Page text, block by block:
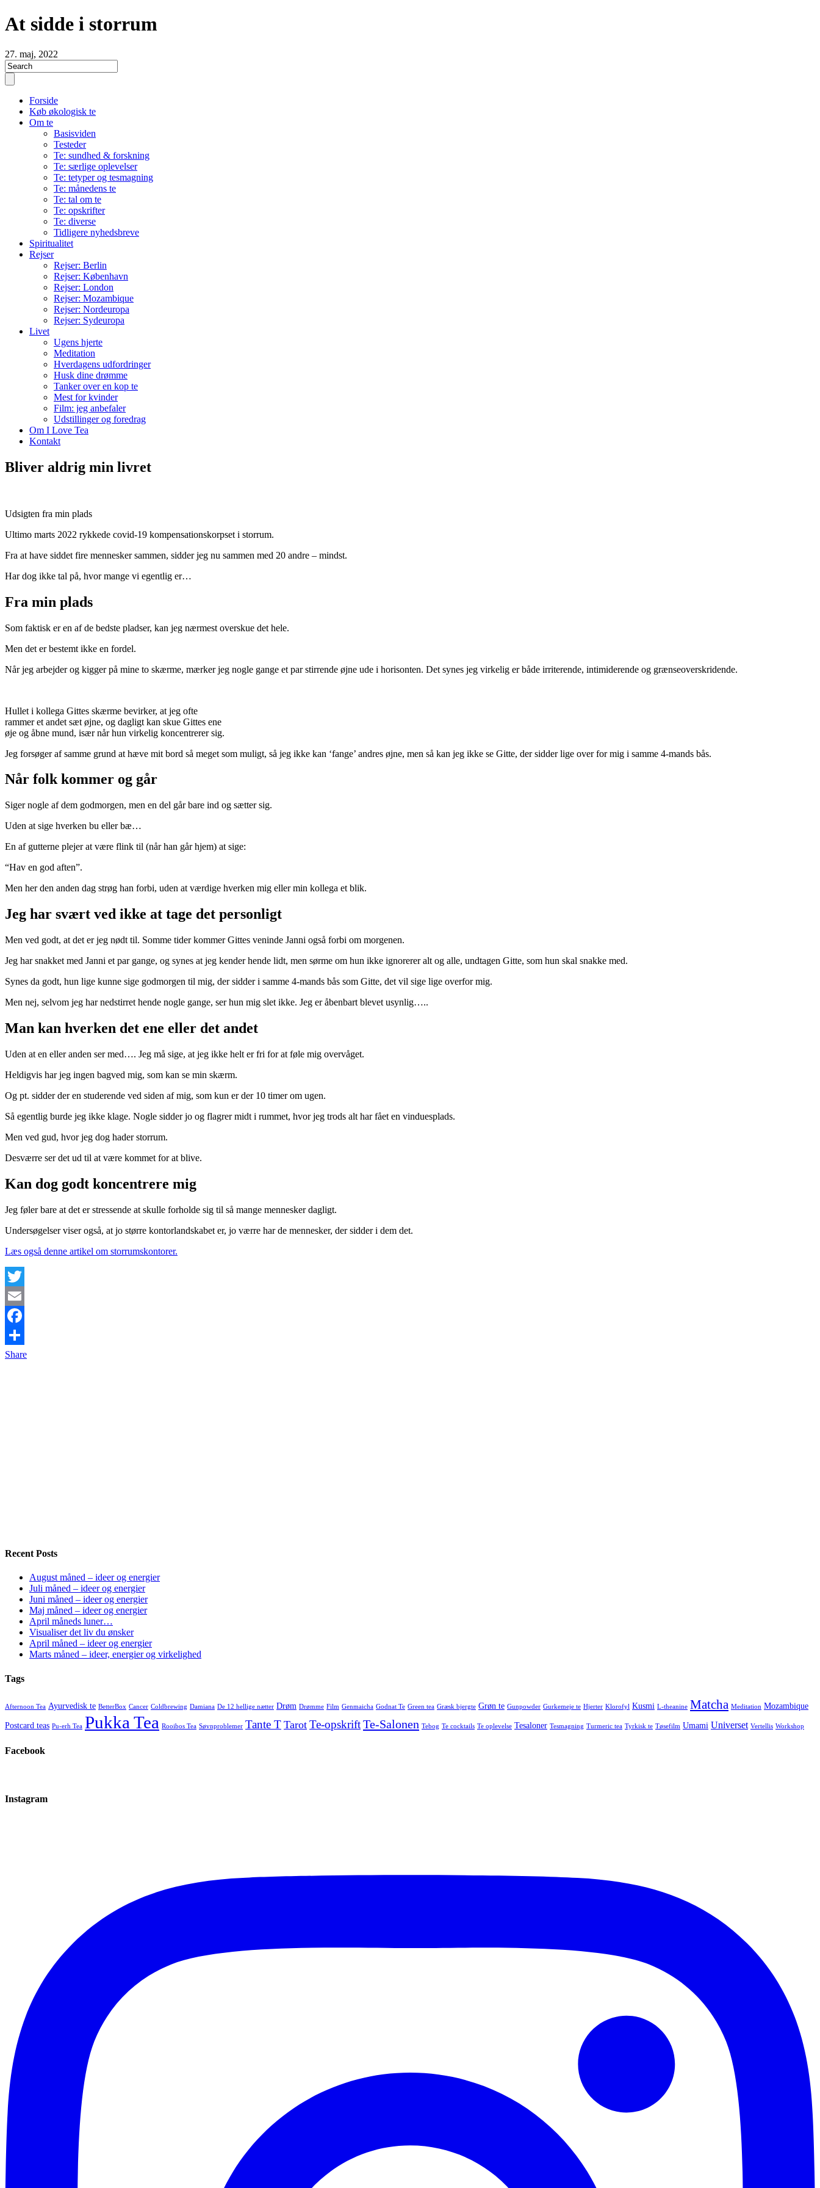
At sidde i storrum
27. maj, 2022
Forside
Køb økologisk te
Om te
Basisviden
Testeder
Te: sundhed & forskning
Te: særlige oplevelser
Te: tetyper og tesmagning
Te: månedens te
Te: tal om te
Te: opskrifter
Te: diverse
Tidligere nyhedsbreve
Spiritualitet
Rejser
Rejser: Berlin
Rejser: København
Rejser: London
Rejser: Mozambique
Rejser: Nordeuropa
Rejser: Sydeuropa
Livet
Ugens hjerte
Meditation
Hverdagens udfordringer
Husk dine drømme
Tanker over en kop te
Mest for kvinder
Film: jeg anbefaler
Udstillinger og foredrag
Om I Love Tea
Kontakt
Bliver aldrig min livret
Udsigten fra min plads
Ultimo marts 2022 rykkede covid-19 kompensationskorpset i storrum.
Fra at have siddet fire mennesker sammen, sidder jeg nu sammen med 20 andre – mindst.
Har dog ikke tal på, hvor mange vi egentlig er…
Fra min plads
Som faktisk er en af de bedste pladser, kan jeg nærmest overskue det hele.
Men det er bestemt ikke en fordel.
Når jeg arbejder og kigger på mine to skærme, mærker jeg nogle gange et par stirrende øjne ude i horisonten. Det synes jeg virkelig er både irriterende, intimiderende og grænseoverskridende.
Hullet i kollega Gittes skærme bevirker, at jeg ofte
rammer et andet sæt øjne, og dagligt kan skue Gittes ene
øje og åbne mund, især når hun virkelig koncentrerer sig.
Jeg forsøger af samme grund at hæve mit bord så meget som muligt, så jeg ikke kan ‘fange’ andres øjne, men så kan jeg ikke se Gitte, der sidder lige over for mig i samme 4-mands bås.
Når folk kommer og går
Siger nogle af dem godmorgen, men en del går bare ind og sætter sig.
Uden at sige hverken bu eller bæ…
En af gutterne plejer at være flink til (når han går hjem) at sige:
“Hav en god aften”.
Men her den anden dag strøg han forbi, uden at værdige hverken mig eller min kollega et blik.
Jeg har svært ved ikke at tage det personligt
Men ved godt, at det er jeg nødt til. Somme tider kommer Gittes veninde Janni også forbi om morgenen.
Jeg har snakket med Janni et par gange, og synes at jeg kender hende lidt, men sørme om hun ikke ignorerer alt og alle, undtagen Gitte, som hun skal snakke med.
Synes da godt, hun lige kunne sige godmorgen til mig, der sidder i samme 4-mands bås som Gitte, det vil sige lige overfor mig.
Men nej, selvom jeg har nedstirret hende nogle gange, ser hun mig slet ikke. Jeg er åbenbart blevet usynlig…..
Man kan hverken det ene eller det andet
Uden at en eller anden ser med…. Jeg må sige, at jeg ikke helt er fri for at føle mig overvåget.
Heldigvis har jeg ingen bagved mig, som kan se min skærm.
Og pt. sidder der en studerende ved siden af mig, som kun er der 10 timer om ugen.
Så egentlig burde jeg ikke klage. Nogle sidder jo og flagrer midt i rummet, hvor jeg trods alt har fået en vinduesplads.
Men ved gud, hvor jeg dog hader storrum.
Desværre ser det ud til at være kommet for at blive.
Kan dog godt koncentrere mig
Jeg føler bare at det er stressende at skulle forholde sig til så mange mennesker dagligt.
Undersøgelser viser også, at jo større kontorlandskabet er, jo værre har de mennesker, der sidder i dem det.
Læs også denne artikel om storrumskontorer.
Twitter
Email
Facebook
Share
Recent Posts
August måned – ideer og energier
Juli måned – ideer og energier
Juni måned – ideer og energier
Maj måned – ideer og energier
April måneds luner…
Visualiser det liv du ønsker
April måned – ideer og energier
Marts måned – ideer, energier og virkelighed
Tags
Afternoon Tea Ayurvedisk te BetterBox Cancer Coldbrewing Damiana De 12 hellige nætter Drøm Drømme Film Genmaicha Godnat Te Green tea Græsk bjergte Grøn te Gunpowder Gurkemeje te Hjerter Klorofyl Kusmi L-theanine Matcha Meditation Mozambique
Postcard teas Pu-erh Tea Pukka Tea Rooibos Tea Søvnproblemer Tante T Tarot Te-opskriftTe-Salonen Tebog Te cocktails Te oplevelse Tesaloner Tesmagning Turmeric tea Tyrkisk te Tøsefilm Umami Universet Vertellis Workshop
Facebook
Instagram